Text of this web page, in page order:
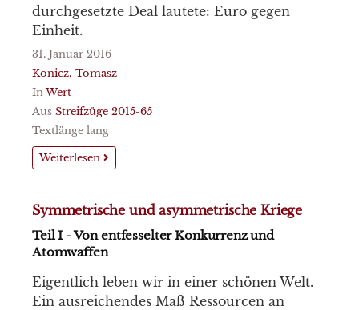
durchgesetzte Deal lautete: Euro gegen
Einheit.
31. Januar 2016
Konicz, Tomasz
InWert
Aus Streifzüge 2015-65
Textlänge lang
Weiterlesen
Symmetrische und asymmetrische Kriege
Teil I - Von entfesselter Konkurrenz und
Atomwaffen
Eigentlich leben wir in einer schönen Welt.
Ein ausreichendes Maß Ressourcen an